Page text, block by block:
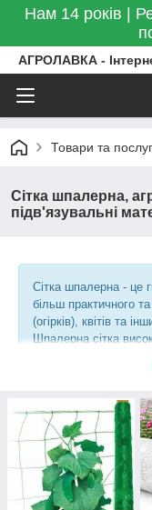
Нам 14 років |
АГРОЛАВКА -
Товари та
Сітка шпалерна,
підв'язувальні
Сітка шпалерна - це
більш практичного
(огірків), квітів та
Шпалерна сітка